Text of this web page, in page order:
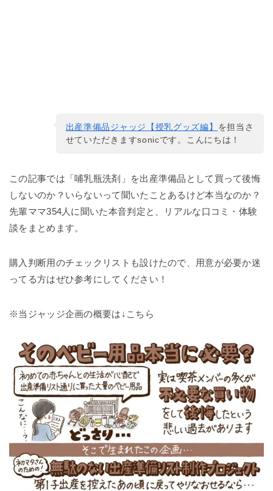
出産準備品ジャッジ【授乳グッズ編】 を担当さ
せていただきますsonicです。こんにちは！
この記事では「哺乳瓶洗剤」を出産準備品として買って後悔
しないのか？いらないって聞いたことあるけど本当なのか？
先輩ママ354人に聞いた本音判定と、リアルな口コミ・体験
談をまとめます。
購入判断用のチェックリストも設けたので、用意が必要か迷
ってる方はぜひ参考にしてください！
※当ジャッジ企画の概要は↓こちら